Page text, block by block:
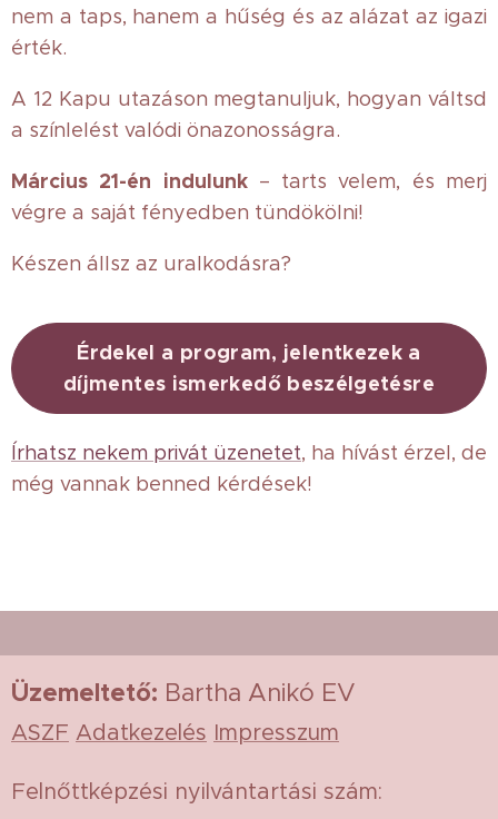
nem a taps, hanem a hűség és az alázat az igazi
érték.
A 12 Kapu utazáson megtanuljuk, hogyan váltsd
a színlelést valódi önazonosságra.
Március 21-én indulunk– tarts velem, és merj
végre a saját fényedben tündökölni!
Készen állsz az uralkodásra?
Érdekel a program, jelentkezek a
díjmentes ismerkedő beszélgetésre
Írhatsz nekem privát üzenetet, ha hívást érzel, de
még vannak benned kérdések!
Üzemeltető: Bartha Anikó EV
ASZF Adatkezelés Impresszum
Felnőttképzési nyilvántartási szám: